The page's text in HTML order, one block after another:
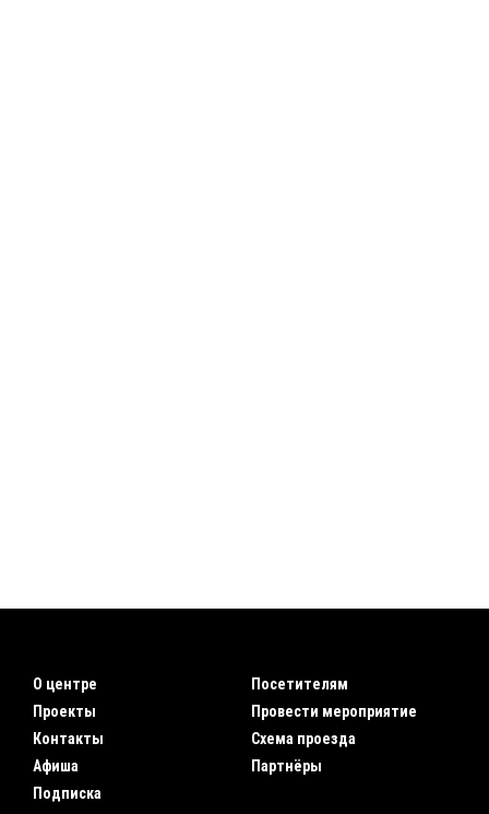
О центре
Проекты
Контакты
Афиша
Подписка
Посетителям
Провести мероприятие
Схема проезда
Партнёры